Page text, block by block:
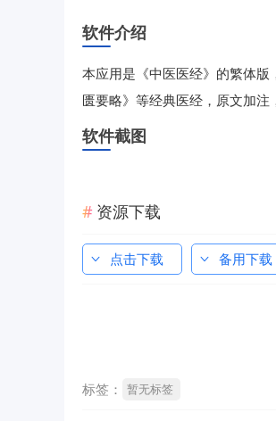
软件介绍
本应用是《中医医经》的繁体版
匮要略》等经典医经，原文加注
软件截图
资源下载
点击下载 备用下载
标签： 暂无标签